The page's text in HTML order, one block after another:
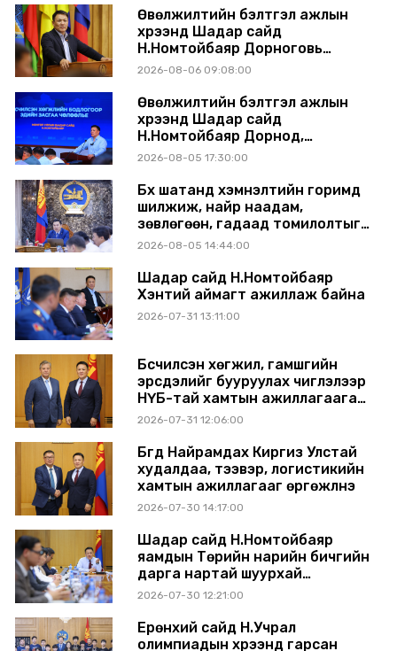
Өвөлжилтийн бэлтгэл ажлын
хүрээнд Шадар сайд
Н.Номтойбаяр Дорноговь
аймагт ажиллав
2026-08-06 09:08:00
Өвөлжилтийн бэлтгэл ажлын
хүрээнд Шадар сайд
Н.Номтойбаяр Дорнод,
Сүхбаатар аймагт ажиллав
2026-08-05 17:30:00
Бүх шатанд хэмнэлтийн горимд
шилжиж, найр наадам,
зөвлөгөөн, гадаад томилолтыг
хориглолоо
2026-08-05 14:44:00
Шадар сайд Н.Номтойбаяр
Хэнтий аймагт ажиллаж байна
2026-07-31 13:11:00
Бүсчилсэн хөгжил, гамшгийн
эрсдэлийг бууруулах чиглэлээр
НҮБ-тай хамтын ажиллагаагаа
өргөжүүлэхээр санал солилцлоо
2026-07-31 12:06:00
Бүгд Найрамдах Киргиз Улстай
худалдаа, тээвэр, логистикийн
хамтын ажиллагааг өргөжүүлнэ
2026-07-30 14:17:00
Шадар сайд Н.Номтойбаяр
яамдын Төрийн нарийн бичгийн
дарга нартай шуурхай
хуралдлаа
2026-07-30 12:21:00
Ерөнхий сайд Н.Учрал
олимпиадын хүрээнд гарсан